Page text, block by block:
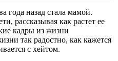
года назад стала мамой.
рассказывая как растет ее
кадры из жизни
так радостно, как кажется
с хейтом.